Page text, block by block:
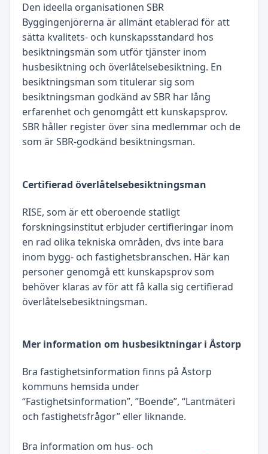
Den ideella organisationen SBR
Byggingenjörerna är allmänt etablerad för att
sätta kvalitets- och kunskapsstandard hos
besiktningsmän som utför tjänster inom
husbesiktning och överlåtelsebesiktning. En
besiktningsman som titulerar sig som
besiktningsman godkänd av SBR har lång
erfarenhet och genomgått ett kunskapsprov.
SBR håller register över sina medlemmar och de
som är SBR-godkänd besiktningsman.
Certifierad överlåtelsebesiktningsman
RISE, som är ett oberoende statligt
forskningsinstitut erbjuder certifieringar inom
en rad olika tekniska områden, dvs inte bara
inom bygg- och fastighetsbranschen. Här kan
personer genomgå ett kunskapsprov som
behöver klaras av för att få kalla sig certifierad
överlåtelsebesiktningsman.
Mer information om husbesiktningar i Åstorp
Bra fastighetsinformation finns på Åstorp
kommuns hemsida under
“Fastighetsinformation”, ”Boende”, “Lantmäteri
och fastighetsfrågor” eller liknande.
Bra information om hus- och